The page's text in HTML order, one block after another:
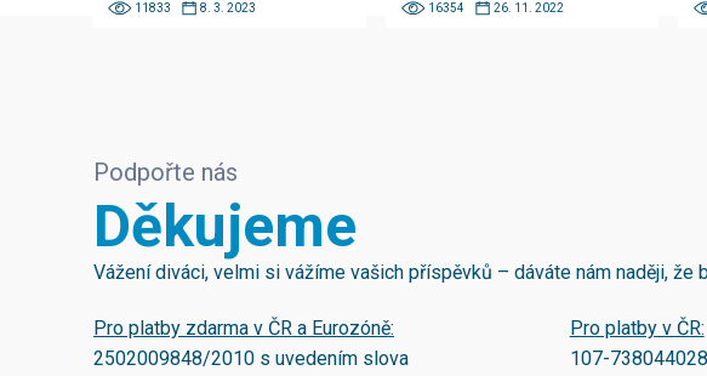
11833 8. 3. 2023 16354 26. 11. 2022
Podpořte nás
Děkujeme
Vážení diváci, velmi si vážíme vašich příspěvků – dáváte nám naději, že
Pro platby zdarma v ČR a Eurozóně:
2502009848/2010 s uvedením slova
Pro platby v ČR:
107-